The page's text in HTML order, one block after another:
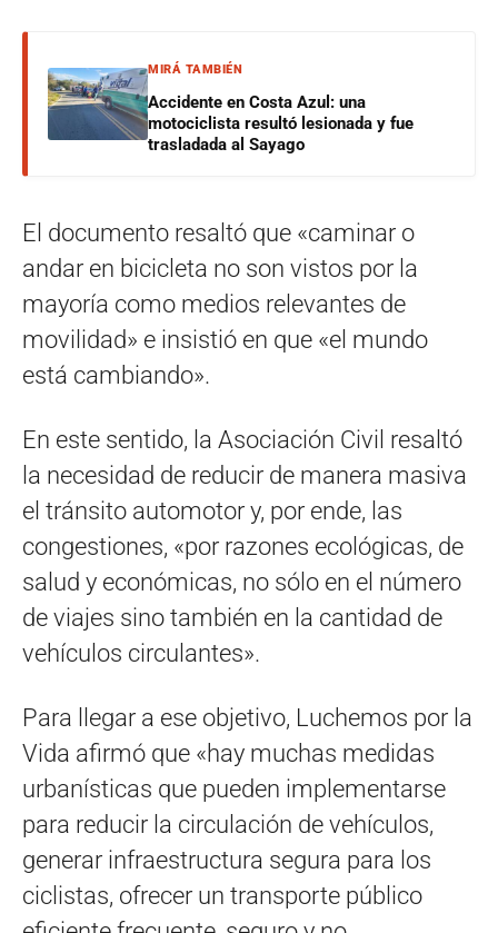
MIRÁ TAMBIÉN
Accidente en Costa Azul: una
motociclista resultó lesionada y fue
trasladada al Sayago
El documento resaltó que «caminar o
andar en bicicleta no son vistos por la
mayoría como medios relevantes de
movilidad» e insistió en que «el mundo
está cambiando».
En este sentido, la Asociación Civil resaltó
la necesidad de reducir de manera masiva
el tránsito automotor y, por ende, las
congestiones, «por razones ecológicas, de
salud y económicas, no sólo en el número
de viajes sino también en la cantidad de
vehículos circulantes».
Para llegar a ese objetivo, Luchemos por la
Vida afirmó que «hay muchas medidas
urbanísticas que pueden implementarse
para reducir la circulación de vehículos,
generar infraestructura segura para los
ciclistas, ofrecer un transporte público